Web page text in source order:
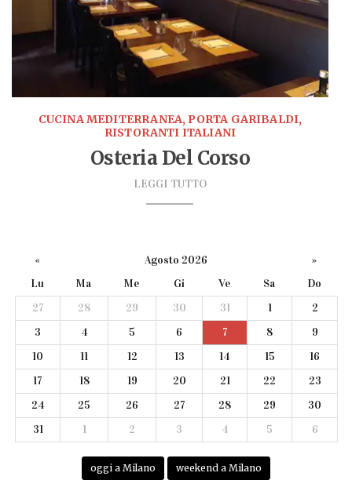
CUCINA MEDITERRANEA, PORTA GARIBALDI,
RISTORANTI ITALIANI
Osteria Del Corso
LEGGI TUTTO
« Agosto 2026
»
Lu
Ma Me Gi Ve Sa
Do
27
28 29 30 31 1
2
3
4 5 6 7 8
9
10
11 12 13 14 15
16
17
18 19 20 21 22
23
24
25 26 27 28 29
30
31
1 2 3 4 5 6
oggi a Milano weekend a Milano